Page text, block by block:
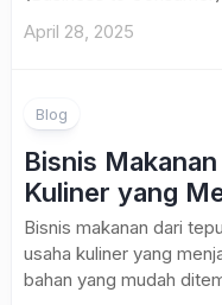
April 28, 2025
Blog
Bisnis
Kuliner yang
Bisnis makanan dari
usaha kuliner yang
bahan yang mudah